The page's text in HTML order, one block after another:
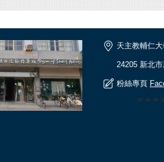
天主教輔仁
24205 新北
粉絲專頁